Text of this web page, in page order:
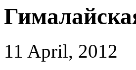
11 April, 2012